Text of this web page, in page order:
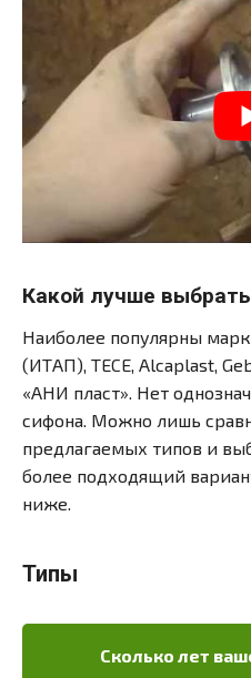
Какой лучше выбрать
Наиболее популярны
(ИТАП), TECE, Alcaplast,
«АНИ пласт». Нет
сифона. Можно лишь
предлагаемых типов и
более подходящий
ниже.
Типы
Сколько лет